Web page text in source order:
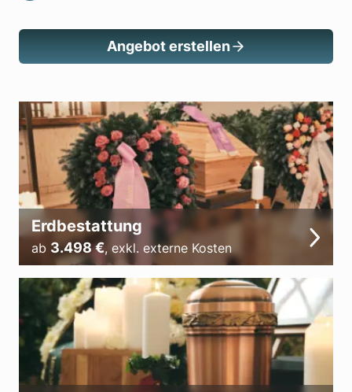
Angebot erstellen
Erdbestattung
ab 3.498€, exkl. externe Kosten